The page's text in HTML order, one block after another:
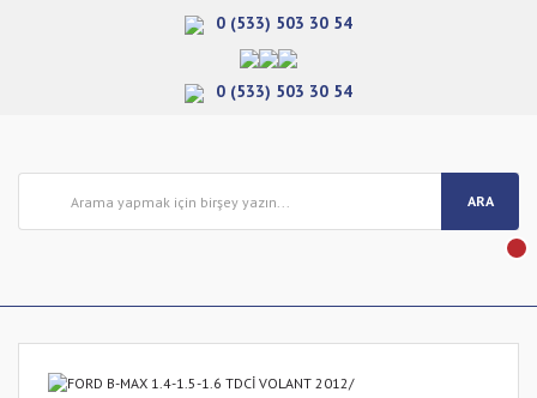
0 (533) 503 30 54
0 (533) 503 30 54
ARA